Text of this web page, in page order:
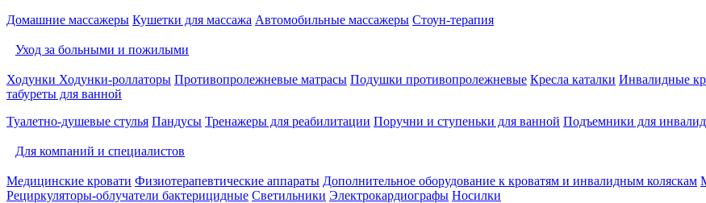
Домашние массажеры Кушетки для массажа Автомобильные массажеры Стоун-терапия
Уход за больными и пожилыми
Ходунки Ходунки-роллаторы Противопролежневые матрасы Подушки противопролежневые Кресла каталки Инвалидные
табуреты для ванной
Туалетно-душевые стулья Пандусы Тренажеры для реабилитации Поручни и ступеньки для ванной Подъемники для
Для компаний и специалистов
Медицинские кровати Физиотерапевтические аппараты Дополнительное оборудование к кроватям и инвалидным коляскам
Рециркуляторы-облучатели бактерицидные Светильники Электрокардиографы Носилки